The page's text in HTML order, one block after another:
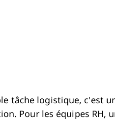
tâche logistique, c’est
Pour les équipes RH,